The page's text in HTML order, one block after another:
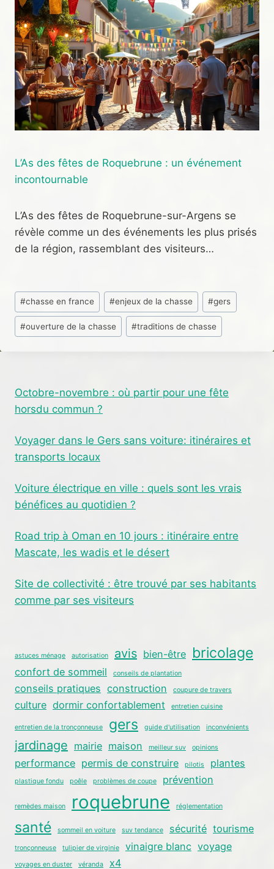
L’As des fêtes de Roquebrune : un événement
incontournable
L’As des fêtes de Roquebrune-sur-Argens se
révèle comme un des événements les plus prisés
de la région, rassemblant des visiteurs…
Étiquettes
de
la
#chasse en france #enjeux de la chasse #gers
#ouverture de la chasse #traditions de chasse
Octobre-novembre : où partir pour une fête
horsdu commun ?
Voyager dans le Gers sans voiture: itinéraires et
transports locaux
Voiture électrique en ville : quels sont les vrais
bénéfices au quotidien ?
Road trip à Oman en 10 jours : itinéraire entre
Mascate, les wadis et le désert
Site de collectivité : être trouvé par ses habitants
comme par ses visiteurs
astuces ménage autorisation avis bien-être bricolage
confort de sommeil conseils de plantation
conseils pratiques construction coupure de travers
culture dormir confortablement entretien cuisine
entretien de la tronçonneuse gers guide d'utilisation inconvénients
jardinage mairie maison meilleur suv opinions
performance permis de construire pilotis plantes
plastique fondu poêle problèmes de coupe prévention
remèdes maison roquebrune réglementation
santé sommeil en voiture suv tendance sécurité tourisme
tronçonneuse tulipier de virginie vinaigre blanc voyage
voyages en duster véranda x4